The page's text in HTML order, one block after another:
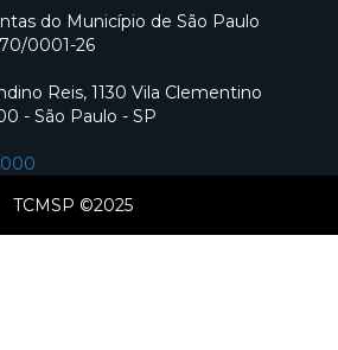
do Município de São Paulo
0001-26
Reis, 1130 Vila Clementino
- São Paulo - SP
TCMSP ©2025